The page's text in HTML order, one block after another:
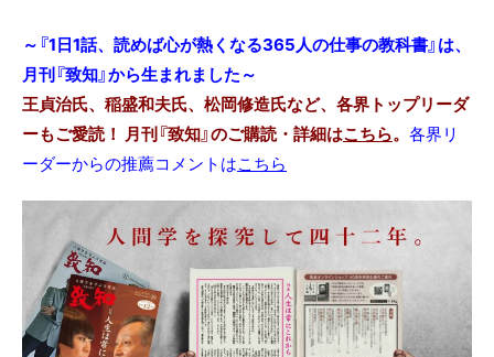
～『1日1話、読めば心が熱くなる365人の仕事の教科書』は、
月刊『致知』から生まれました～
王貞治氏、稲盛和夫氏、松岡修造氏など、各界トップリーダ
ーもご愛読！ 月刊『致知』のご購読・詳細はこちら。 各界リ
ーダーからの推薦コメントはこちら